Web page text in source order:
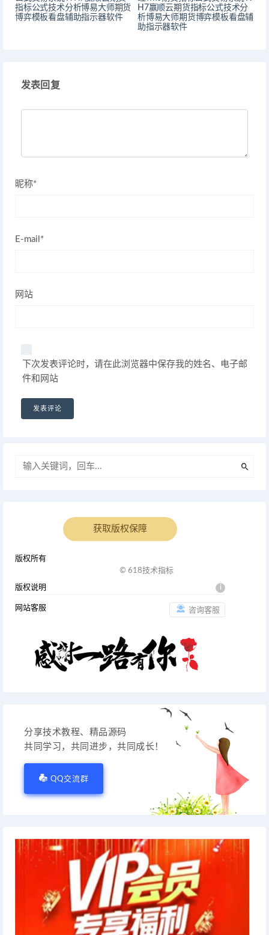
指标公式技术分析博易大师期货
博弈模板看盘辅助指示器软件
H7赢顺云期货指标公式技术分
析博易大师期货博弈模板看盘辅
助指示器软件
发表回复
昵称*
E-mail*
网站
下次发表评论时，请在此浏览器中保存我的姓名、电子邮
件和网站
获取版权保障
版权所有
© 618技术指标
版权说明 i
网站客服 咨询客服
分享技术教程、精品源码
共同学习，共同进步，共同成长！
QQ交流群